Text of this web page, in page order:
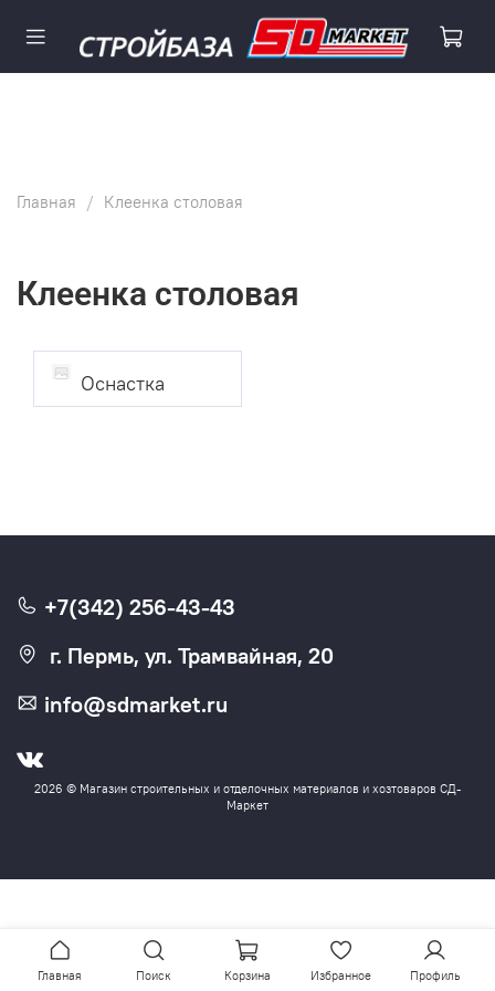
Главная Клеенка столовая
Клеенка столовая
Оснастка
2026 © Магазин строительных и отделочных материалов и хозтоваров СД-
Маркет
+7(342) 256-43-43
г. Пермь, ул. Трамвайная, 20
info@sdmarket.ru
Главная Поиск Корзина Избранное Профиль